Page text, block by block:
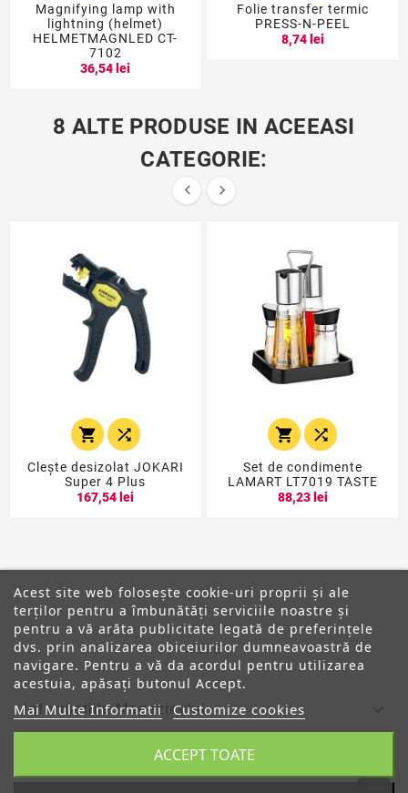
Magnifying lamp with
lightning (helmet)
HELMETMAGNLED CT-
7102
36,54 lei
Folie transfer termic
PRESS-N-PEEL
8,74 lei
8 ALTE PRODUSE IN ACEEASI
CATEGORIE:
 
 
Clește desizolat JOKARI
Super 4 Plus
167,54 lei
 
Set de condimente
LAMART LT7019 TASTE
88,23 lei
ANPC
Informatiile Magazinului
Acest site web folosește cookie-uri proprii și ale
terților pentru a îmbunătăți serviciile noastre și
pentru a vă arăta publicitate legată de preferințele
dvs. prin analizarea obiceiurilor dumneavoastră de
navigare. Pentru a vă da acordul pentru utilizarea
acestuia, apăsați butonul Accept.
Mai Multe Informatii Customize cookies
ACCEPT TOATE